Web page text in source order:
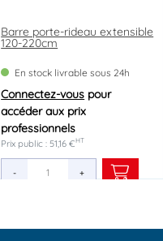
Barre porte-rideau extensible
120-220cm
En stock livrable sous 24h
Connectez-vous pour
accéder aux prix
professionnels
Prix public : 51,16 €HT
- +